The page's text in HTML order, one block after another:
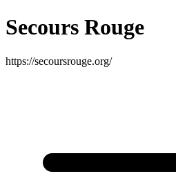
Secours Rouge
https://secoursrouge.org/